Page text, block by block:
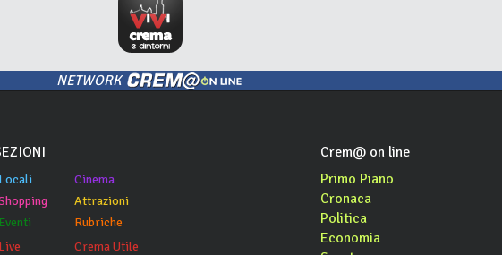
NETWORK
Locali
Eventi
Live
Cinema
Attrazioni
Rubriche
Crema Utile
Crem@ on line
Primo Piano
Cronaca
Politica
Economia